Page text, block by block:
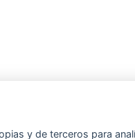
y de terceros para